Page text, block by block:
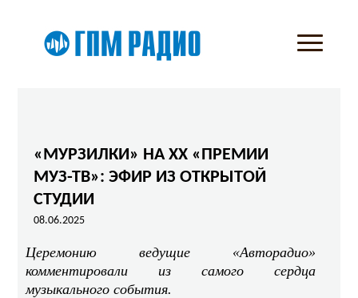
«МУРЗИЛКИ» НА ХХ «ПРЕМИИ
МУЗ-ТВ»: ЭФИР ИЗ ОТКРЫТОЙ
СТУДИИ
08.06.2025
Церемонию ведущие «Авторадио»
комментировали из самого сердца
музыкального события.